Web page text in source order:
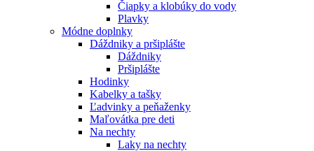
Čiapky a klobúky do vody
Plavky
Módne doplnky
Dáždniky a pršiplášte
Dáždniky
Pršiplášte
Hodinky
Kabelky a tašky
Ľadvinky a peňaženky
Maľovátka pre deti
Na nechty
Laky na nechty